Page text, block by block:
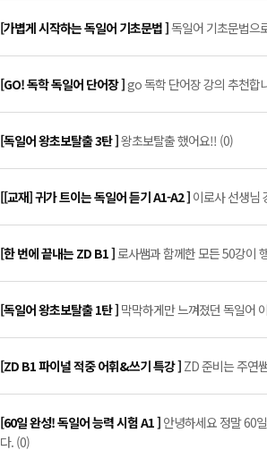
[가볍게 시작하는 독일어 기초문법 ]독일어 기초문법으
[GO! 독학 독일어 단어장 ]go 독학 단어장 강의 추천합
[독일어 왕초보탈출 3탄 ]왕초보탈출 했어요!! (0)
[[교재] 귀가 트이는 독일어 듣기 A1-A2 ] 이로사 선생님
[한 번에 끝내는 ZD B1 ]로사쌤과 함께한 모든 50강이
[독일어 왕초보탈출 1탄 ] 막막하게만 느껴졌던 독일어
[ZD B1 파이널 적중 어휘&쓰기 특강 ] ZD 준비는 주연
[60일 완성! 독일어 능력 시험 A1 ] 안녕하세요 정말 60
다. (0)